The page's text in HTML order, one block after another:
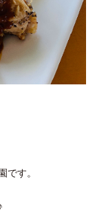
です。